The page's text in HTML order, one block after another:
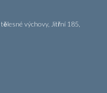
výchovy, Jitřní 185,